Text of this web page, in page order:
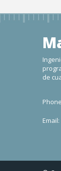
de
Email: